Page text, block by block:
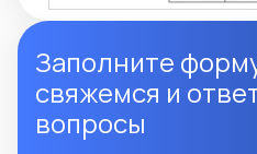
Заполните
свяжемся и
вопросы